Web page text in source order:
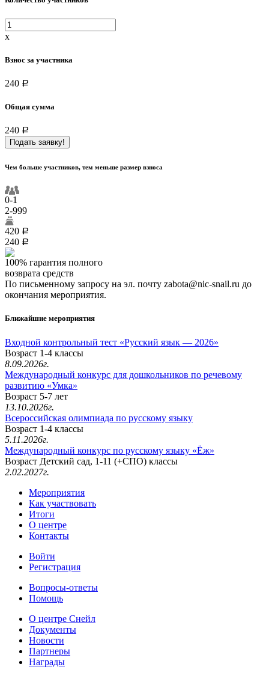
x
Взнос за участника
240 a
Общая сумма
240 a
Подать заявку!
Чем больше участников, тем меньше размер взноса
0-1
2-999
420 a
240 a
100% гарантия полного
возврата средств
По письменному запросу на эл. почту zabota@nic-snail.ru до
окончания мероприятия.
Ближайшие мероприятия
Входной контрольный тест «Русский язык — 2026»
Возраст 1-4 классы
8.09.2026г.
Международный конкурс для дошкольников по речевому
развитию «Умка»
Возраст 5-7 лет
13.10.2026г.
Всероссийская олимпиада по русскому языку
Возраст 1-4 классы
5.11.2026г.
Международный конкурс по русскому языку «Ёж»
Возраст Детский сад, 1-11 (+СПО) классы
2.02.2027г.
Мероприятия
Как участвовать
Итоги
О центре
Контакты
Войти
Регистрация
Вопросы-ответы
Помощь
О центре Снейл
Документы
Новости
Партнеры
Награды